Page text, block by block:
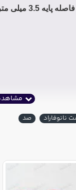
پایه 3.5 میلی متر
صد